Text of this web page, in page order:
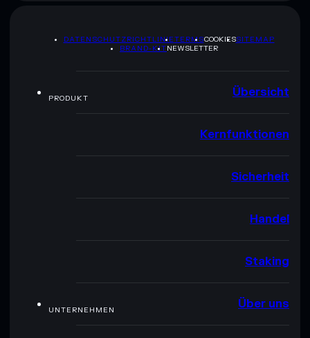
DATENSCHUTZRICHTLINIETERMSCOOKIESSITEMAP
BRAND-KITNEWSLETTER
PRODUKT Übersicht
Kernfunktionen
Sicherheit
Handel
Staking
UNTERNEHMEN Über uns